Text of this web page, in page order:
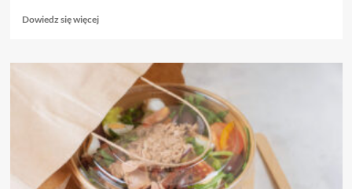
Dowiedz się więcejDowiedz
o
Oznakowanie
paliw
–
kluczowy
element
rozpoznawalności
i